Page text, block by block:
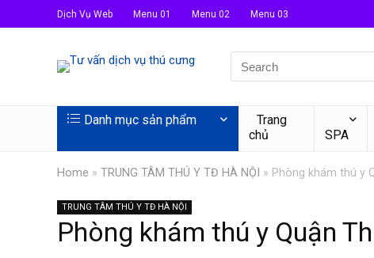
Dịch Vụ Web Menu 01 Menu 02 Menu 03
Danh mục sản phẩm
Trang
chủ
SPA
Home » TRUNG TÂM THÚ Y TĐ HÀ NỘI » Phòng khám thú y
TRUNG TÂM THÚ Y TĐ HÀ NỘI
Phòng khám thú y Quận